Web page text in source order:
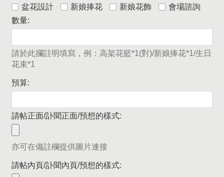
盆花設計
新娘捧花 新娘花飾
會場諮詢
數量:
請於此攔註明填寫，例：高架花籃*1(對)/新娘捧花*1/生日
花束*1
預算:
請帖正面/訃聞正面/預想的樣式:
亦可在備註欄提供圖片連接
請帖內頁/訃聞內頁/預想的樣式: